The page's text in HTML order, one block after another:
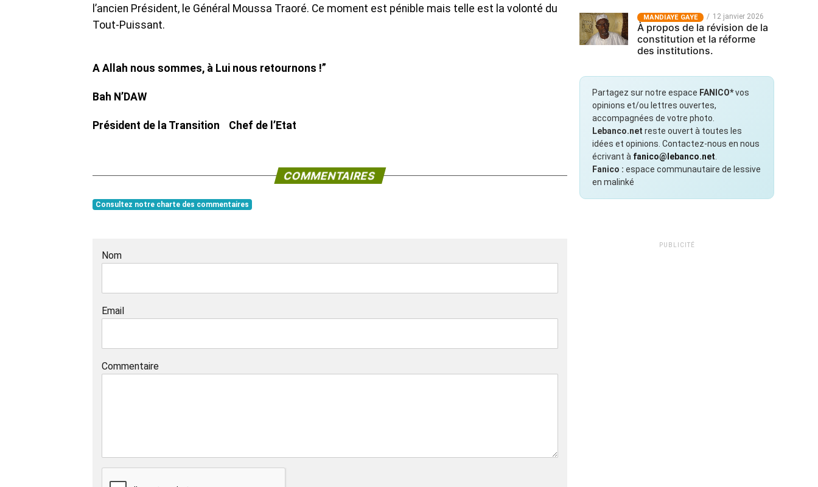
l’ancien Président, le Général Moussa Traoré. Ce moment est pénible mais telle est la volonté du
Tout-Puissant.
A Allah nous sommes, à Lui nous retournons !”
Bah N’DAW
Président de la Transition Chef de l’Etat
COMMENTAIRES
Consultez notre charte des commentaires
Nom
Email
Commentaire
MANDIAYE GAYE 12 janvier 2026
À propos de la révision de la
constitution et la réforme
des institutions.
Partagez sur notre espace FANICO*vos
opinions et/ou lettres ouvertes,
accompagnées de votre photo.
Lebanco.net reste ouvert à toutes les
idées et opinions. Contactez-nous en nous
écrivant à fanico@lebanco.net
Fanico : espace communautaire de lessive
en malinké
PUBLICITÉ